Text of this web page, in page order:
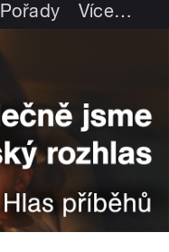
Pořady Více…